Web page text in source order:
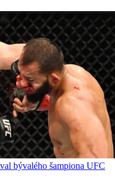
bývalého šampiona UFC